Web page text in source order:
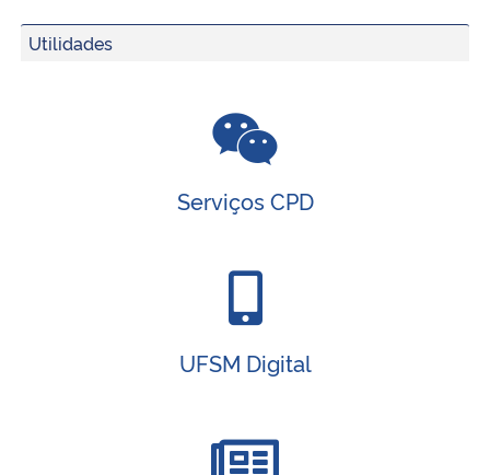
Utilidades
Serviços CPD
UFSM Digital